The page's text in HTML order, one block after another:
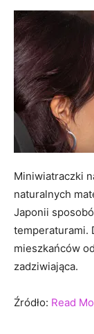
Miniwiatraczki
naturalnych
Japonii
temperaturami.
mieszkańców
zadziwiająca.
Źródło: Read